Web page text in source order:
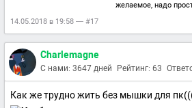
желаемое, надо
14.05.2018 в 19:58 — #17
Charlemagne
С нами: 3647 дней Рейтинг: 63
Как же трудно жить без мышки для